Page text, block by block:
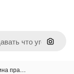
Поиск
пра…